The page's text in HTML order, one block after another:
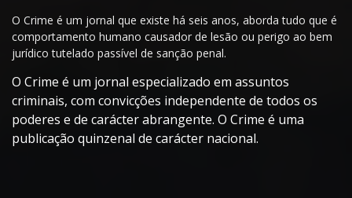
O Crime é um jornal que existe há seis anos, aborda tudo que é
comportamento humano causador de lesão ou perigo ao bem
jurídico tutelado passível de sanção penal.
O Crime é um jornal especializado em assuntos
criminais, com convicções independente de todos os
poderes e de carácter abrangente. O Crime é uma
publicação quinzenal de carácter nacional.